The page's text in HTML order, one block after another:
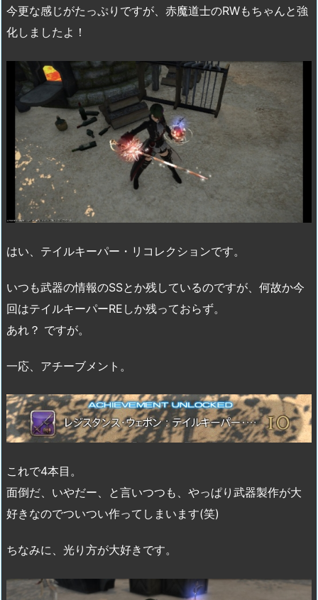
今更な感じがたっぷりですが、赤魔道士のRWもちゃんと強
化しましたよ！
はい、テイルキーパー・リコレクションです。
いつも武器の情報のSSとか残しているのですが、何故か今
回はテイルキーパーREしか残っておらず。
あれ？ ですが。
一応、アチーブメント。
これで4本目。
面倒だ、いやだー、と言いつつも、やっぱり武器製作が大
好きなのでついつい作ってしまいます(笑)
ちなみに、光り方が大好きです。